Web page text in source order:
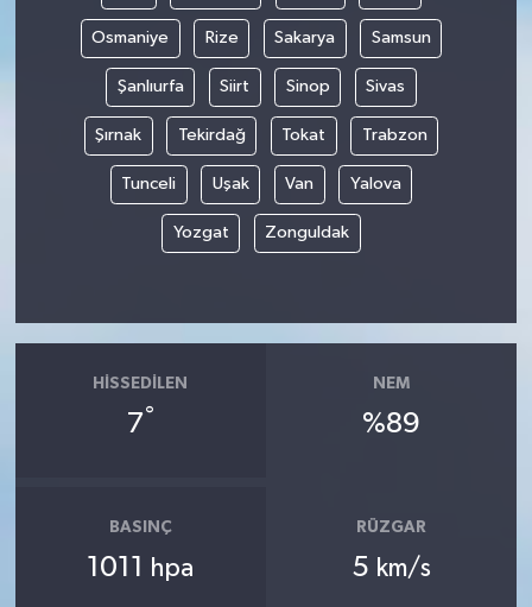
Osmaniye Rize Sakarya Samsun
Şanlıurfa Siirt Sinop Sivas
Şırnak Tekirdağ Tokat Trabzon
Tunceli Uşak Van Yalova
Yozgat Zonguldak
HISSEDILEN
7°
NEM
%89
BASINÇ
1011 hpa
RÜZGAR
5 km/s